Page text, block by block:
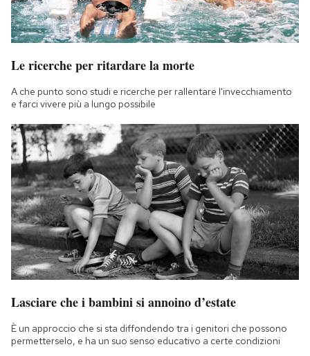
Le ricerche per ritardare la morte
A che punto sono studi e ricerche per rallentare l'invecchiamento
e farci vivere più a lungo possibile
Lasciare che i bambini si annoino d’estate
È un approccio che si sta diffondendo tra i genitori che possono
permetterselo, e ha un suo senso educativo a certe condizioni